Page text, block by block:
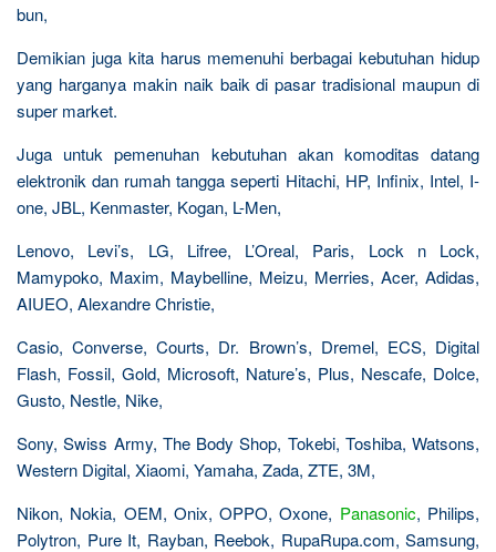
bun,
Demikian juga kita harus memenuhi berbagai kebutuhan hidup
yang harganya makin naik baik di pasar tradisional maupun di
super market.
Juga untuk pemenuhan kebutuhan akan komoditas datang
elektronik dan rumah tangga seperti Hitachi, HP, Infinix, Intel, I-
one, JBL, Kenmaster, Kogan, L-Men,
Lenovo, Levi’s, LG, Lifree, L’Oreal, Paris, Lock n Lock,
Mamypoko, Maxim, Maybelline, Meizu, Merries, Acer, Adidas,
AIUEO, Alexandre Christie,
Casio, Converse, Courts, Dr. Brown’s, Dremel, ECS, Digital
Flash, Fossil, Gold, Microsoft, Nature’s, Plus, Nescafe, Dolce,
Gusto, Nestle, Nike,
Sony, Swiss Army, The Body Shop, Tokebi, Toshiba, Watsons,
Western Digital, Xiaomi, Yamaha, Zada, ZTE, 3M,
Nikon, Nokia, OEM, Onix, OPPO, Oxone, Panasonic, Philips,
Polytron, Pure It, Rayban, Reebok, RupaRupa.com, Samsung,